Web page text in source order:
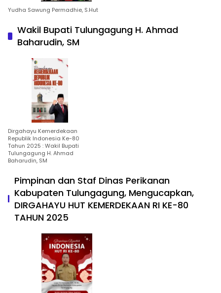
Yudha Sawung Permadhie, S.Hut
Wakil Bupati Tulungagung H. Ahmad
Baharudin, SM
Dirgahayu Kemerdekaan
Republik Indonesia Ke-80
Tahun 2025 : Wakil Bupati
Tulungagung H. Ahmad
Baharudin, SM
Pimpinan dan Staf Dinas Perikanan
Kabupaten Tulungagung, Mengucapkan,
DIRGAHAYU HUT KEMERDEKAAN RI KE-80
TAHUN 2025